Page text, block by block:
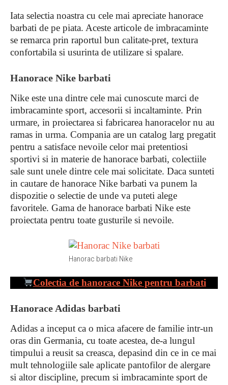
Iata selectia noastra cu cele mai apreciate hanorace
barbati de pe piata. Aceste articole de imbracaminte
se remarca prin raportul bun calitate-pret, textura
confortabila si usurinta de utilizare si spalare.
Hanorace Nike barbati
Nike este una dintre cele mai cunoscute marci de
imbracaminte sport, accesorii si incaltaminte. Prin
urmare, in proiectarea si fabricarea hanoracelor nu au
ramas in urma. Compania are un catalog larg pregatit
pentru a satisface nevoile celor mai pretentiosi
sportivi si in materie de hanorace barbati, colectiile
sale sunt unele dintre cele mai solicitate. Daca sunteti
in cautare de hanorace Nike barbati va punem la
dispozitie o selectie de unde va puteti alege
favoritele. Gama de hanorace barbati Nike este
proiectata pentru toate gusturile si nevoile.
Hanorac barbati Nike
Colectia de hanorace Nike pentru barbati
Hanorace Adidas barbati
Adidas a inceput ca o mica afacere de familie intr-un
oras din Germania, cu toate acestea, de-a lungul
timpului a reusit sa creasca, depasind din ce in ce mai
mult tehnologiile sale aplicate pantofilor de alergare
si altor discipline, precum si imbracaminte sport de